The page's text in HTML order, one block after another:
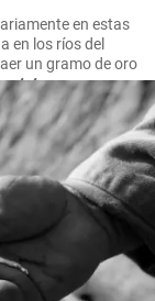
en estas
en los ríos del
un gramo de oro
4.4 gramos.